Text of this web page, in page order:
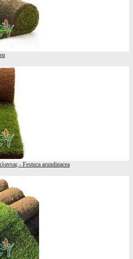
- Festuca arundinacea